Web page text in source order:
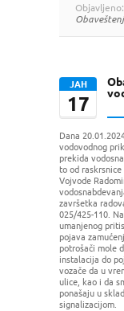
ЈАН
17
Dana
vodovodnog
prekida
to od
Vojvode
završetka
025/425-110.
umanjenog
pojava
potrošači mole
instalacija do
vozače da u
ulice, kao i da
ponašaju u
signalizacijom.